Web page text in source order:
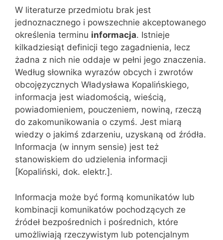
W literaturze przedmiotu brak jest
jednoznacznego i powszechnie akceptowanego
określenia terminu informacja. Istnieje
kilkadziesiąt definicji tego zagadnienia, lecz
żadna z nich nie oddaje w pełni jego znaczenia.
Według słownika wyrazów obcych i zwrotów
obcojęzycznych Władysława Kopalińskiego,
informacja jest wiadomością, wieścią,
powiadomieniem, pouczeniem, nowiną, rzeczą
do zakomunikowania o czymś. Jest miarą
wiedzy o jakimś zdarzeniu, uzyskaną od źródła.
Informacja (w innym sensie) jest też
stanowiskiem do udzielenia informacji
[Kopaliński, dok. elektr.].
Informacja może być formą komunikatów lub
kombinacji komunikatów pochodzących ze
źródeł bezpośrednich i pośrednich, które
umożliwiają rzeczywistym lub potencjalnym